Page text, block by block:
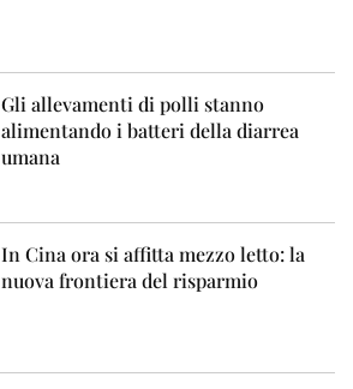
Gli allevamenti di polli stanno
alimentando i batteri della diarrea
umana
In Cina ora si affitta mezzo letto: la
nuova frontiera del risparmio